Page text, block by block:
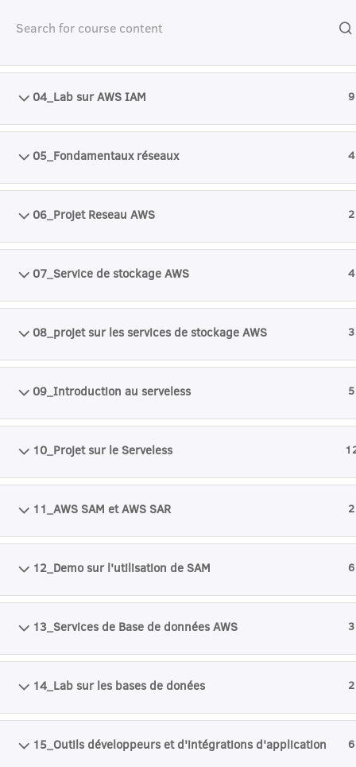
03_AWS IAM Avance 7
04_Lab sur AWS IAM 9
05_Fondamentaux réseaux 4
06_Projet Reseau AWS 2
07_Service de stockage AWS 4
08_projet sur les services de stockage AWS 3
09_Introduction au serveless 5
10_Projet sur le Serveless
11_AWS SAM et AWS SAR 2
12_Demo sur l'utilisation de SAM 6
13_Services de Base de données AWS 3
14_Lab sur les bases de donées 2
15_Outils développeurs et d'intégrations d'application 6